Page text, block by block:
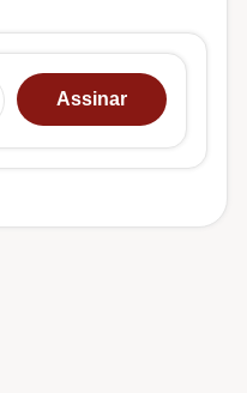
mail…
Assinar